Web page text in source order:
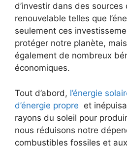
d’investir​ dans ‌des sources
renouvelable telles que
seulement ces
⁤protéger notre ⁢planète,
également de nombreux
économiques.
Tout d’abord, l’énergie
d’énergie propre
et
rayons du soleil⁣ pour
nous réduisons notre‍
combustibles fossiles et